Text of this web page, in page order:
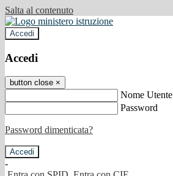
Salta al contenuto
Accedi
Accedi
button close ×
Nome Utente
Password
Password dimenticata?
-